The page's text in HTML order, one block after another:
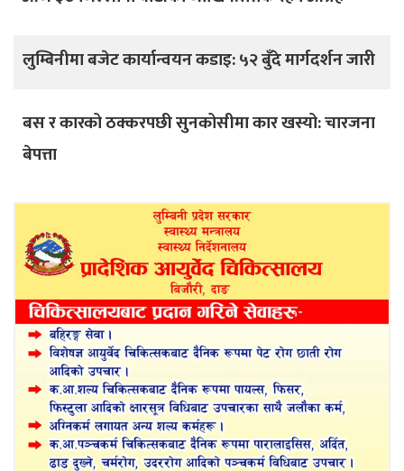
लुम्बिनीमा बजेट कार्यान्वयन कडाइ: ५२ बुँदे मार्गदर्शन जारी
बस र कारको ठक्करपछी सुनकोसीमा कार खस्यो: चारजना
बेपत्ता